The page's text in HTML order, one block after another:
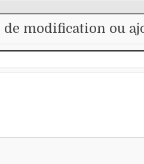
de modification ou